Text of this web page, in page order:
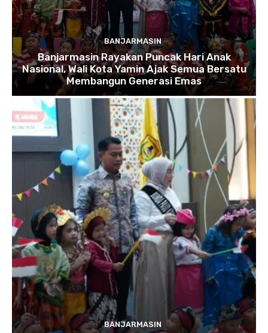
BANJARMASIN
Banjarmasin Rayakan Puncak Hari Anak
Nasional, Wali Kota Yamin Ajak Semua Bersatu
Membangun Generasi Emas
BANJARMASIN